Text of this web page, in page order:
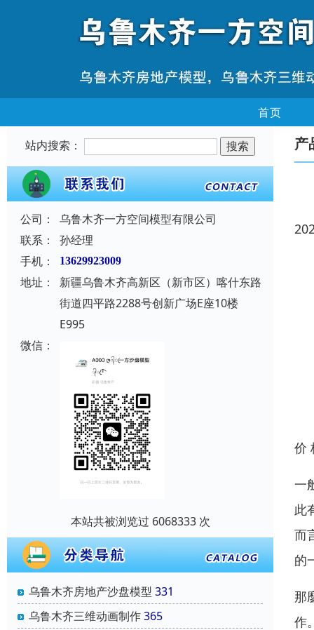
首页
站内搜索：
公司：
乌鲁木齐一方空间模型有限公司
联系：
孙经理
手机：
13629923009
地址：
新疆乌鲁木齐高新区（新市区）喀什东路
街道四平路2288号创新广场E座10楼
E995
微信：
本站共被浏览过 6068333 次
乌鲁木齐房地产沙盘模型 331
乌鲁木齐三维动画制作365
产
价
一
此
而
的
那
作